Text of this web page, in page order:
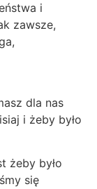
i
zawsze,
dla nas
i żeby było
żeby było
się